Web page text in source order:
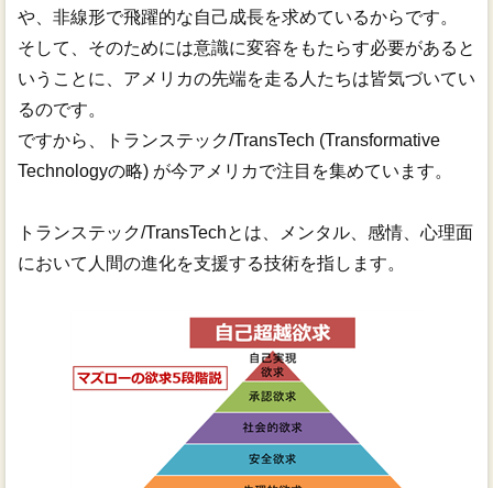
や、非線形で飛躍的な自己成長を求めているからです。
そして、そのためには意識に変容をもたらす必要があると
いうことに、アメリカの先端を走る人たちは皆気づいてい
るのです。
ですから、トランステック/TransTech (Transformative
Technologyの略) が今アメリカで注目を集めています。
トランステック/TransTechとは、メンタル、感情、心理面
において人間の進化を支援する技術を指します。